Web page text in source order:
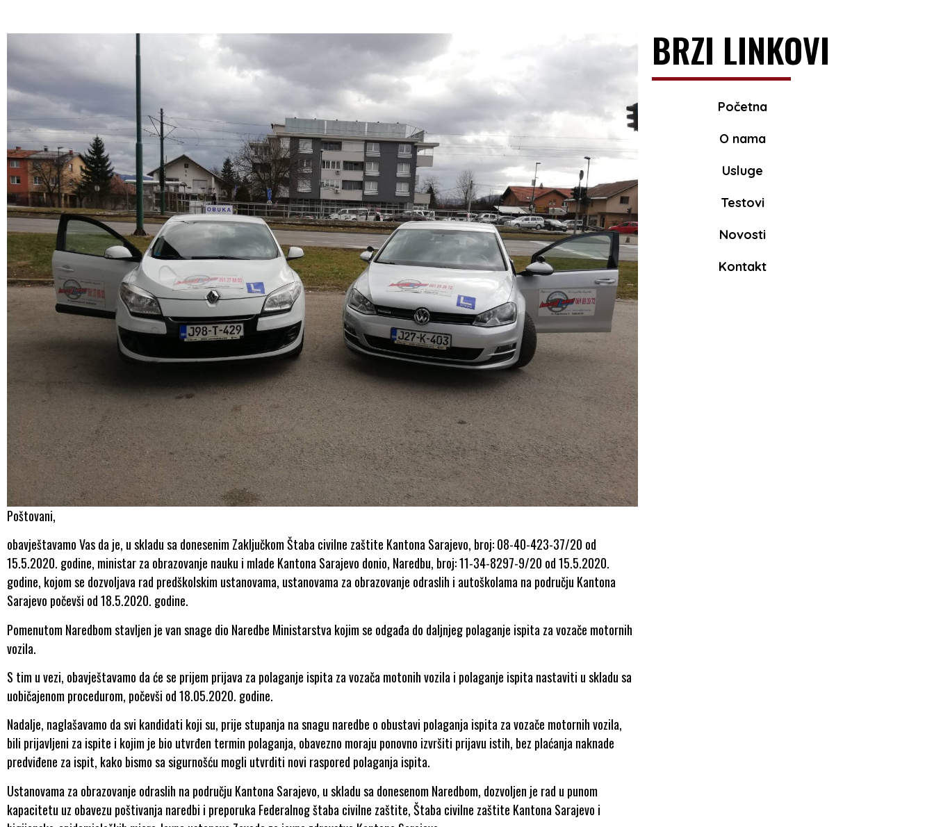
Poštovani,
obavještavamo Vas da je, u skladu sa donesenim Zaključkom Štaba civilne zaštite Kantona Sarajevo, broj: 08-40-423-37/20 od
15.5.2020. godine, ministar za obrazovanje nauku i mlade Kantona Sarajevo donio, Naredbu, broj: 11-34-8297-9/20 od 15.5.2020.
godine, kojom se dozvoljava rad predškolskim ustanovama, ustanovama za obrazovanje odraslih i autoškolama na području Kantona
Sarajevo počevši od 18.5.2020. godine.
Pomenutom Naredbom stavljen je van snage dio Naredbe Ministarstva kojim se odgađa do daljnjeg polaganje ispita za vozače motornih
vozila.
S tim u vezi, obavještavamo da će se prijem prijava za polaganje ispita za vozača motonih vozila i polaganje ispita nastaviti u skladu sa
uobičajenom procedurom, počevši od 18.05.2020. godine.
Nadalje, naglašavamo da svi kandidati koji su, prije stupanja na snagu naredbe o obustavi polaganja ispita za vozače motornih vozila,
bili prijavljeni za ispite i kojim je bio utvrđen termin polaganja, obavezno moraju ponovno izvršiti prijavu istih, bez plaćanja naknade
predviđene za ispit, kako bismo sa sigurnošću mogli utvrditi novi raspored polaganja ispita.
Ustanovama za obrazovanje odraslih na području Kantona Sarajevo, u skladu sa donesenom Naredbom, dozvoljen je rad u punom
kapacitetu uz obavezu poštivanja naredbi i preporuka Federalnog štaba civilne zaštite, Štaba civilne zaštite Kantona Sarajevo i
BRZI LINKOVI
Početna
O nama
Usluge
Testovi
Novosti
Kontakt